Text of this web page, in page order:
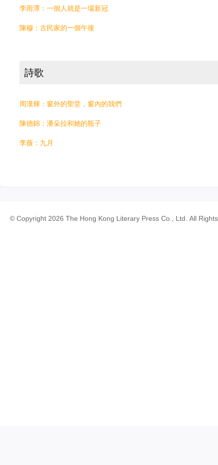
李雨潭：一個人就是一場新冠
陳穆：古民家的一個午後
詩歌
周漢輝：窗外的聖堂，窗內的我們
陳德錦：潘朵拉和她的瓶子
李薇：九月
© Copyright 2026 The Hong Kong Literary Press Co., Ltd. All